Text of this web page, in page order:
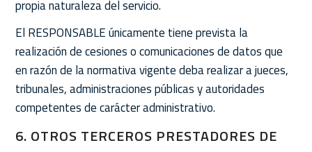
propia naturaleza del servicio.
El RESPONSABLE únicamente tiene prevista la
realización de cesiones o comunicaciones de datos que
en razón de la normativa vigente deba realizar a jueces,
tribunales, administraciones públicas y autoridades
competentes de carácter administrativo.
6. OTROS TERCEROS PRESTADORES DE